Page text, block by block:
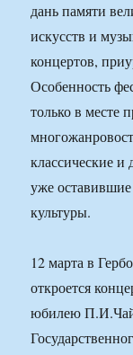
дань памяти
искусств и
концертов,
Особенность
только в месте
классические и
уже
культуры.
12 марта в
откроется
юбилею